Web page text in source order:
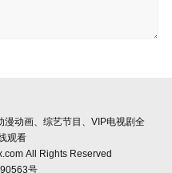
动画、综艺节目、VIP电视剧全
观看
All Rights Reserved
号